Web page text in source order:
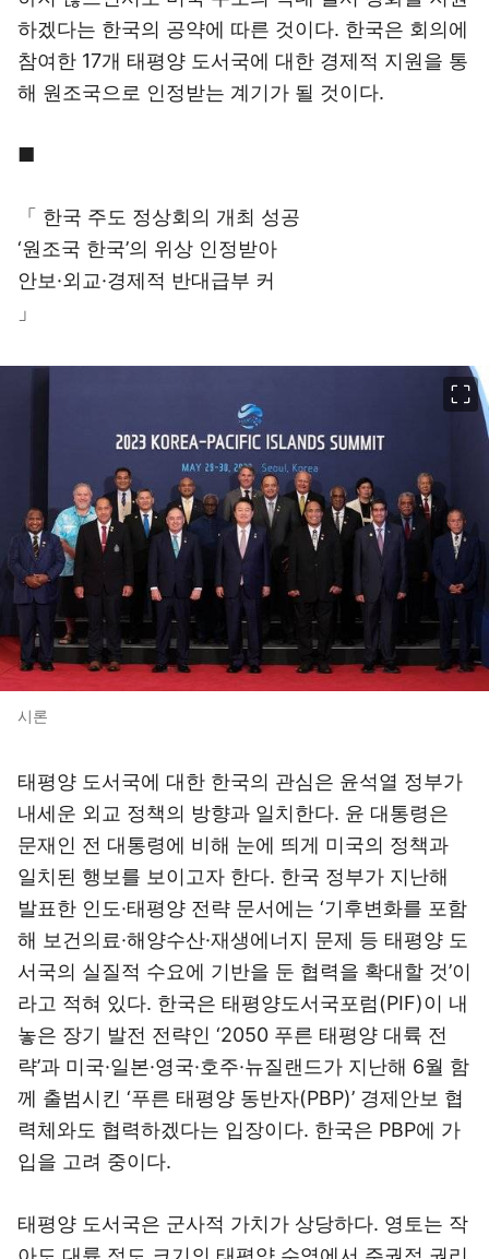
하겠다는 한국의 공약에 따른 것이다. 한국은 회의에
참여한 17개 태평양 도서국에 대한 경제적 지원을 통
해 원조국으로 인정받는 계기가 될 것이다.
■
「 한국 주도 정상회의 개최 성공
‘원조국 한국’의 위상 인정받아
안보·외교·경제적 반대급부 커
」
시론
태평양 도서국에 대한 한국의 관심은 윤석열 정부가
내세운 외교 정책의 방향과 일치한다. 윤 대통령은
문재인 전 대통령에 비해 눈에 띄게 미국의 정책과
일치된 행보를 보이고자 한다. 한국 정부가 지난해
발표한 인도·태평양 전략 문서에는 ‘기후변화를 포함
해 보건의료·해양수산·재생에너지 문제 등 태평양 도
서국의 실질적 수요에 기반을 둔 협력을 확대할 것’이
라고 적혀 있다. 한국은 태평양도서국포럼(PIF)이 내
놓은 장기 발전 전략인 ‘2050 푸른 태평양 대륙 전
략’과 미국·일본·영국·호주·뉴질랜드가 지난해 6월 함
께 출범시킨 ‘푸른 태평양 동반자(PBP)’ 경제안보 협
력체와도 협력하겠다는 입장이다. 한국은 PBP에 가
입을 고려 중이다.
태평양 도서국은 군사적 가치가 상당하다. 영토는 작